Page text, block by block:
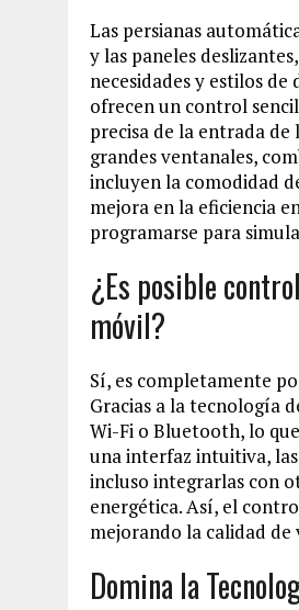
Las persianas
y las paneles
necesidades y estilos
ofrecen un control
precisa de la entrada
grandes ventanales,
incluyen la comodidad
mejora en la eficiencia
programarse para
¿Es posible
móvil?
Sí, es completamente
Gracias a la tecnología
Wi-Fi o Bluetooth, lo
una interfaz intuitiva,
incluso integrarlas con
energética. Así, el
mejorando la calidad
Domina la